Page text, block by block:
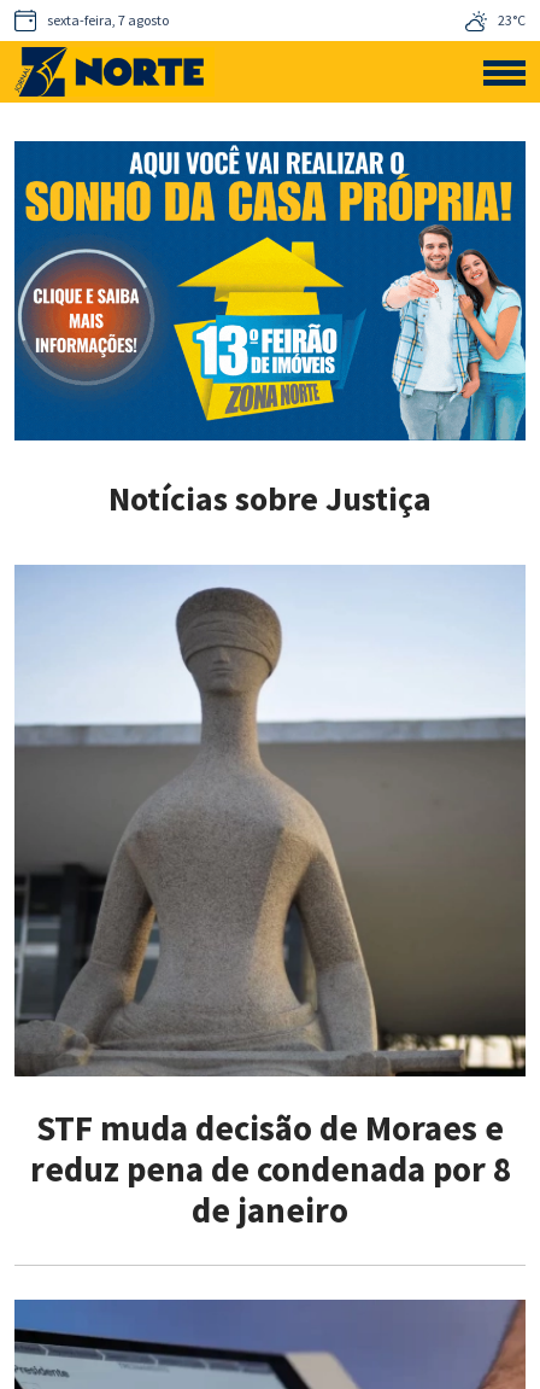
sexta-feira, 7 agosto 23°C
Notícias sobre Justiça
STF muda decisão de Moraes e
reduz pena de condenada por 8
de janeiro